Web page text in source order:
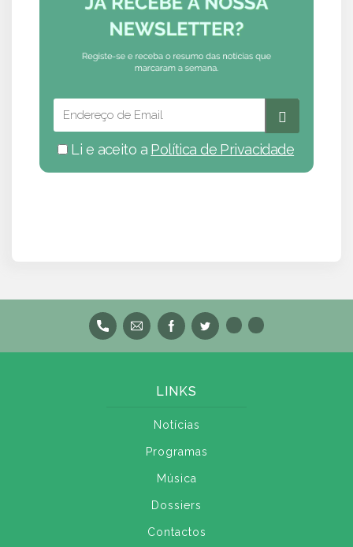
Li e aceito a Política de Privacidade
LINKS
Notícias
Programas
Música
Dossiers
Contactos